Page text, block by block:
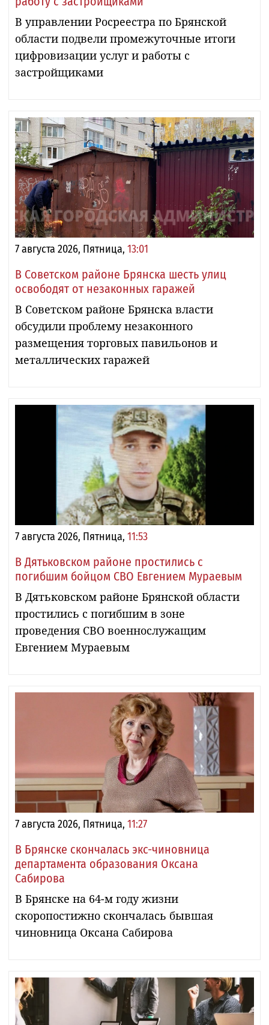
В управлении Росреестра по Брянской
области подвели промежуточные итоги
цифровизации услуг и работы с
застройщиками
7 августа 2026, Пятница, 13:01
В Советском районе Брянска шесть улиц
освободят от незаконных гаражей
В Советском районе Брянска власти
обсудили проблему незаконного
размещения торговых павильонов и
металлических гаражей
7 августа 2026, Пятница, 11:53
В Дятьковском районе простились с
погибшим бойцом СВО Евгением Мураевым
В Дятьковском районе Брянской области
простились с погибшим в зоне
проведения СВО военнослужащим
Евгением Мураевым
7 августа 2026, Пятница, 11:27
В Брянске скончалась экс-чиновница
департамента образования Оксана
Сабирова
В Брянске на 64-м году жизни
скоропостижно скончалась бывшая
чиновница Оксана Сабирова